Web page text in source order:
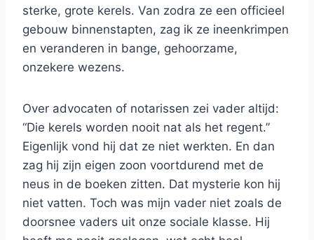
sterke, grote kerels. Van zodra ze een officieel
gebouw binnenstapten, zag ik ze ineenkrimpen
en veranderen in bange, gehoorzame,
onzekere wezens.
Over advocaten of notarissen zei vader altijd:
“Die kerels worden nooit nat als het regent.”
Eigenlijk vond hij dat ze niet werkten. En dan
zag hij zijn eigen zoon voortdurend met de
neus in de boeken zitten. Dat mysterie kon hij
niet vatten. Toch was mijn vader niet zoals de
doorsnee vaders uit onze sociale klasse. Hij